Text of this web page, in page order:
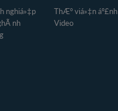
nghiá»‡p
nh
ThÆ° viá»‡n áº£nh
Video